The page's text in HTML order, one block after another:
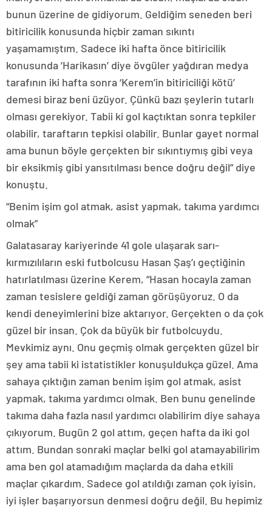
bunun üzerine de gidiyorum. Geldiğim seneden beri
bitiricilik konusunda hiçbir zaman sıkıntı
yaşamamıştım. Sadece iki hafta önce bitiricilik
konusunda ‘Harikasın’ diye övgüler yağdıran medya
tarafının iki hafta sonra ‘Kerem’in bitiriciliği kötü’
demesi biraz beni üzüyor. Çünkü bazı şeylerin tutarlı
olması gerekiyor. Tabii ki gol kaçtıktan sonra tepkiler
olabilir, taraftarın tepkisi olabilir. Bunlar gayet normal
ama bunun böyle gerçekten bir sıkıntıymış gibi veya
bir eksikmiş gibi yansıtılması bence doğru değil” diye
konuştu.
“Benim işim gol atmak, asist yapmak, takıma yardımcı
olmak”
Galatasaray kariyerinde 41 gole ulaşarak sarı-
kırmızılıların eski futbolcusu Hasan Şaş’ı geçtiğinin
hatırlatılması üzerine Kerem, “Hasan hocayla zaman
zaman tesislere geldiği zaman görüşüyoruz. O da
kendi deneyimlerini bize aktarıyor. Gerçekten o da çok
güzel bir insan. Çok da büyük bir futbolcuydu.
Mevkimiz aynı. Onu geçmiş olmak gerçekten güzel bir
şey ama tabii ki istatistikler konuşuldukça güzel. Ama
sahaya çıktığın zaman benim işim gol atmak, asist
yapmak, takıma yardımcı olmak. Ben bunu genelinde
takıma daha fazla nasıl yardımcı olabilirim diye sahaya
çıkıyorum. Bugün 2 gol attım, geçen hafta da iki gol
attım. Bundan sonraki maçlar belki gol atamayabilirim
ama ben gol atamadığım maçlarda da daha etkili
maçlar çıkardım. Sadece gol atıldığı zaman çok iyisin,
iyi işler başarıyorsun denmesi doğru değil. Bu hepimiz